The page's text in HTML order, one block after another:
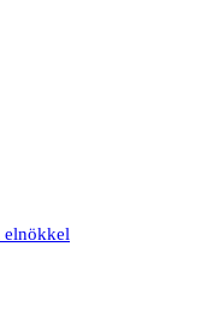
elnökkel